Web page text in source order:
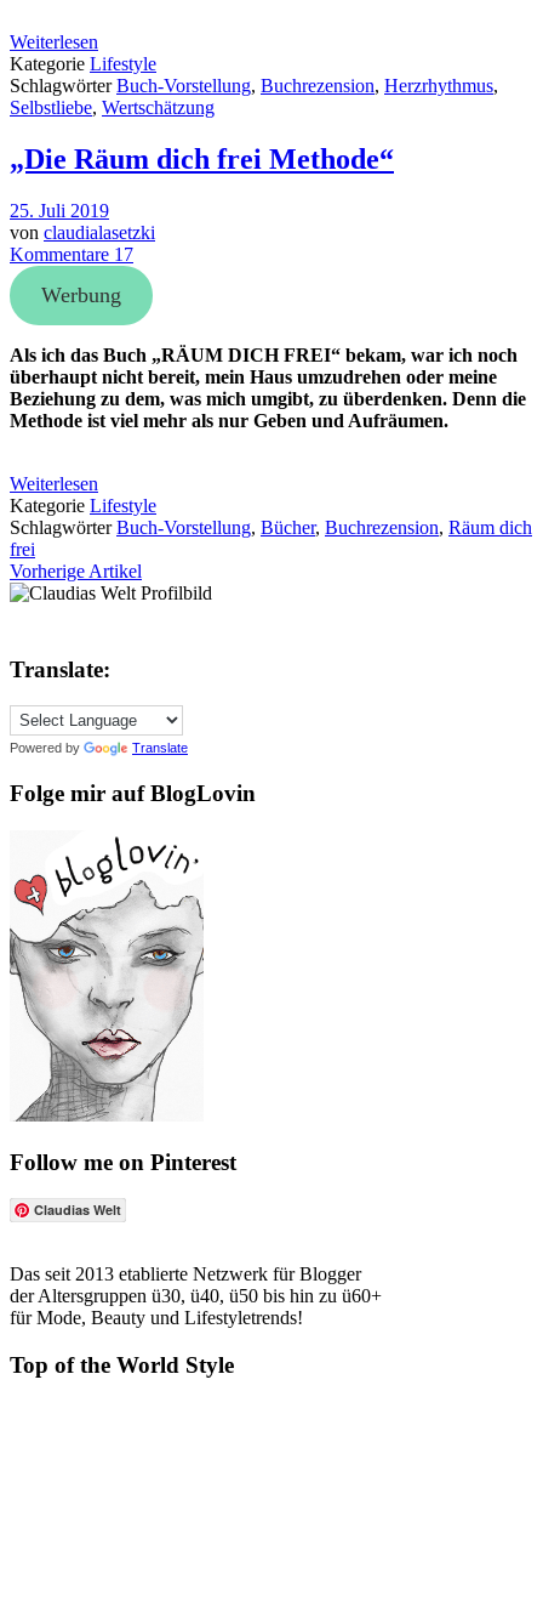
Weiterlesen
Kategorie Lifestyle
SchlagwörterBuch-Vorstellung, Buchrezension, Herzrhythmus,
Selbstliebe, Wertschätzung
„Die Räum dich frei Methode“
25. Juli 2019
von claudialasetzki
Kommentare 17
Werbung
Als ich das Buch „RÄUM DICH FREI“ bekam, war ich noch
überhaupt nicht bereit, mein Haus umzudrehen oder meine
Beziehung zu dem, was mich umgibt, zu überdenken. Denn die
Methode ist viel mehr als nur Geben und Aufräumen.
Weiterlesen
Kategorie Lifestyle
SchlagwörterBuch-Vorstellung, Bücher, Buchrezension, Räum dich
frei
Vorherige Artikel
Translate:
Powered by Translate
Folge mir auf BlogLovin
Follow me on Pinterest
Claudias Welt
Das seit 2013 etablierte Netzwerk für Blogger
der Altersgruppen ü30, ü40, ü50 bis hin zu ü60+
für Mode, Beauty und Lifestyletrends!
Top of the World Style